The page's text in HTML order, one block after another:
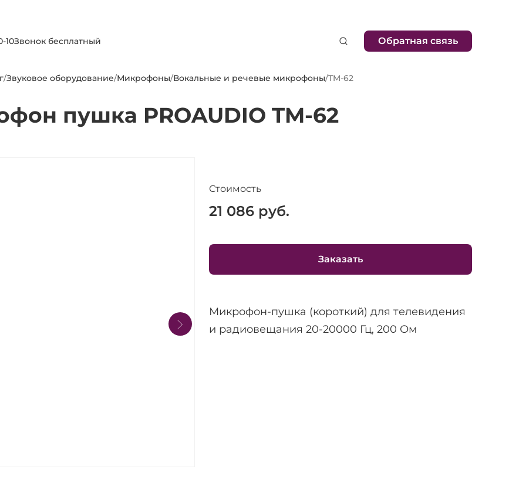
10Звонок бесплатный Обратная связь
/Звуковое оборудование/Микрофоны/Вокальные и речевые микрофоны/TM-62
пушка PROAUDIO TM-62
Стоимость
21 086 руб.
Заказать
Микрофон-пушка (короткий) для телевидения
и радиовещания 20-20000 Гц, 200 Ом